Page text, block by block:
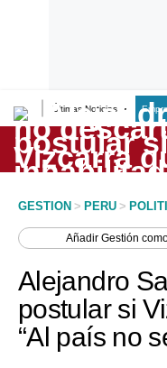
Últimas Noticias
Lo último
Peru Quiosco
Economía
Mercados
GESTION > PERU >
AñadirGestión
Alejandro
postular si
“Al país no